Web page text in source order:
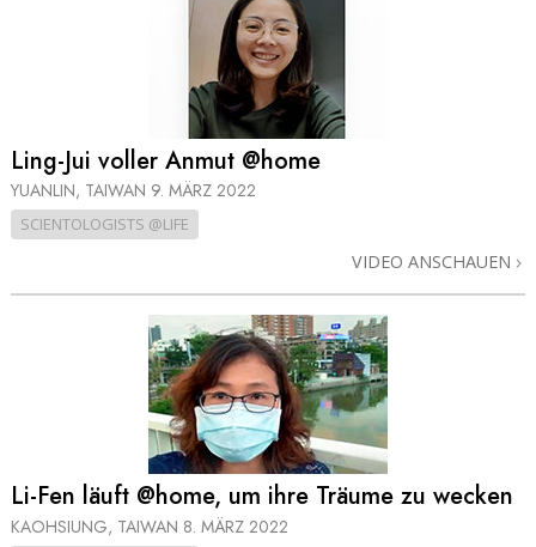
Ling-Jui voller Anmut @home
YUANLIN, TAIWAN 9. MÄRZ 2022
SCIENTOLOGISTS @LIFE
VIDEO ANSCHAUEN
Li-Fen läuft @home, um ihre Träume zu wecken
KAOHSIUNG, TAIWAN 8. MÄRZ 2022